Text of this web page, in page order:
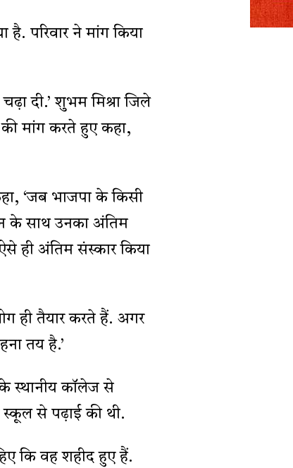
है. परिवार ने मांग किया
दी.’ शुभम मिश्रा जिले
मांग करते हुए कहा,
‘जब भाजपा के किसी
के साथ उनका अंतिम
ही अंतिम संस्कार किया
ही तैयार करते हैं. अगर
तय है.’
स्थानीय कॉलेज से
से पढ़ाई की थी.
कि वह शहीद हुए हैं.